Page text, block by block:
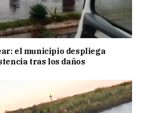
el municipio despliega
tras los daños